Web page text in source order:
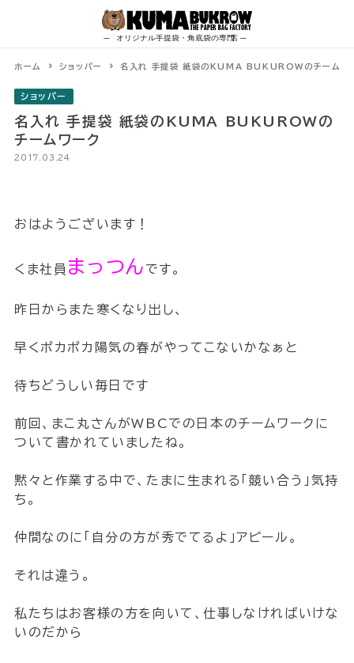
ホーム ショッパー 名入れ 手提袋 紙袋のKUMA BUKUROWのチームワ
ショッパー
名入れ 手提袋 紙袋のKUMA BUKUROWの
チームワーク
2017.03.24
おはようございます！
くま社員 まっつん です。
昨日からまた寒くなり出し、
早くポカポカ陽気の春がやってこないかなぁと
待ちどうしい毎日です
前回、まこ丸さんがWBCでの日本のチームワークに
ついて書かれていましたね。
黙々と作業する中で、たまに生まれる「競い合う」気持
ち。
仲間なのに「自分の方が秀でてるよ」アピール。
それは違う。
私たちはお客様の方を向いて、仕事しなければいけな
いのだから